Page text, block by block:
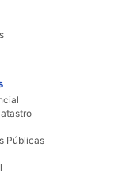
Públicas